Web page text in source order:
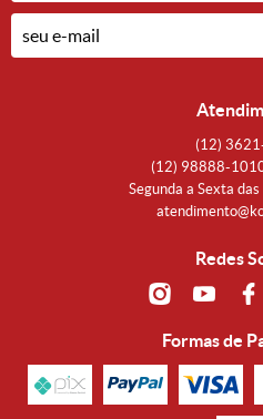
(12)
(12) 98888-
Segunda a Sexta
Redes
Formas de